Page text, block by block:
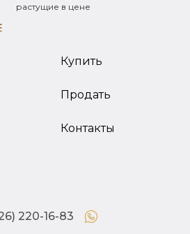
растущие в цене
Купить
Продать
Контакты
220-16-83